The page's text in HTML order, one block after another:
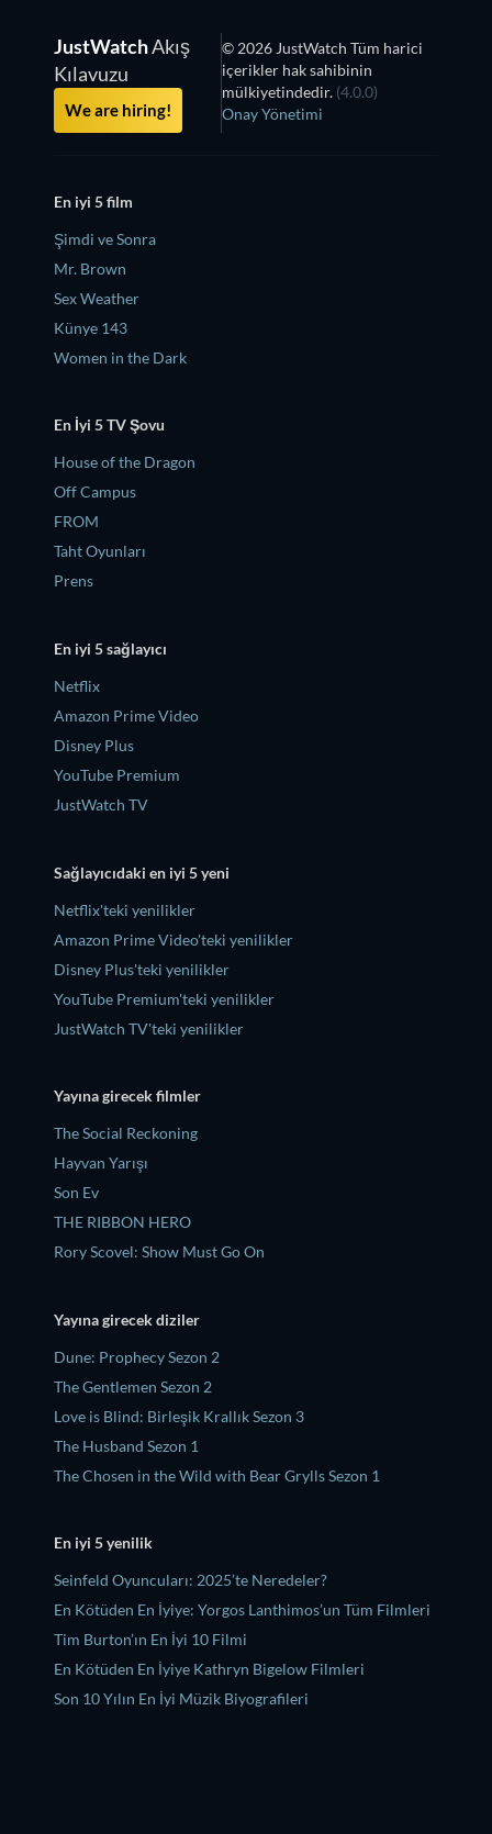
JustWatchAkış
Kılavuzu
We are hiring!
© 2026 JustWatch Tüm harici
içerikler hak sahibinin
mülkiyetindedir. (4.0.0)
Onay Yönetimi
En iyi 5 film
Şimdi ve Sonra
Mr. Brown
Sex Weather
Künye 143
Women in the Dark
En İyi 5 TV Şovu
House of the Dragon
Off Campus
FROM
Taht Oyunları
Prens
En iyi 5 sağlayıcı
Netflix
Amazon Prime Video
Disney Plus
YouTube Premium
JustWatch TV
Sağlayıcıdaki en iyi 5 yeni
Netflix'teki yenilikler
Amazon Prime Video'teki yenilikler
Disney Plus'teki yenilikler
YouTube Premium'teki yenilikler
JustWatch TV'teki yenilikler
Yayına girecek filmler
The Social Reckoning
Hayvan Yarışı
Son Ev
THE RIBBON HERO
Rory Scovel: Show Must Go On
Yayına girecek diziler
Dune: Prophecy Sezon 2
The Gentlemen Sezon 2
Love is Blind: Birleşik Krallık Sezon 3
The Husband Sezon 1
The Chosen in the Wild with Bear Grylls Sezon 1
En iyi 5 yenilik
Seinfeld Oyuncuları: 2025’te Neredeler?
En Kötüden En İyiye: Yorgos Lanthimos’un Tüm Filmleri
Tim Burton’ın En İyi 10 Filmi
En Kötüden En İyiye Kathryn Bigelow Filmleri
Son 10 Yılın En İyi Müzik Biyografileri